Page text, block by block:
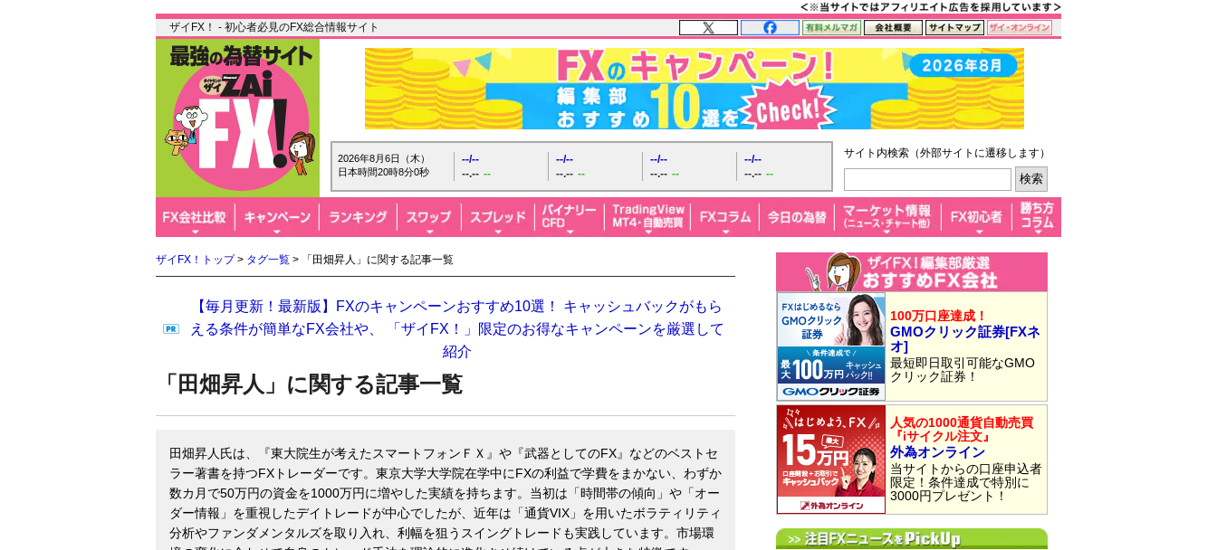
ザイFX！ - 初心者必見のFX総合情報サイト
2026年8月6日（木）
日本時間20時8分1秒
--/--
--.-- --
--/--
--.-- --
--/--
--.-- --
--/--
--.-- --
サイト内検索（外部サイトに遷移します）
ザイFX！トップ> タグ一覧 > 「田畑昇人」に関する記事一覧
【毎月更新！最新版】FXのキャンペーンおすすめ10選！ キャッシュバックがもら
える条件が簡単なFX会社や、 「ザイFX！」限定のお得なキャンペーンを厳選して
紹介
「田畑昇人」に関する記事一覧
田畑昇人氏は、『東大院生が考えたスマートフォンＦＸ』や『武器としてのFX』などのベストセ
ラー著書を持つFXトレーダーです。東京大学大学院在学中にFXの利益で学費をまかない、わずか
数カ月で50万円の資金を1000万円に増やした実績を持ちます。当初は「時間帯の傾向」や「オー
ダー情報」を重視したデイトレードが中心でしたが、近年は「通貨VIX」を用いたボラティリティ
分析やファンダメンタルズを取り入れ、利幅を狙うスイングトレードも実践しています。市場環
100万口座達成！
GMOクリック証券[FXネ
オ]
最短即日取引可能なGMO
クリック証券！
人気の1000通貨自動売買
『iサイクル注文』
外為オンライン
当サイトからの口座申込者
限定！条件達成で特別に
3000円プレゼント！